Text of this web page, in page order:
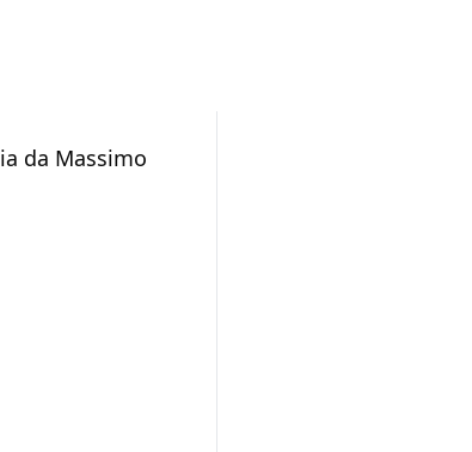
da Massimo